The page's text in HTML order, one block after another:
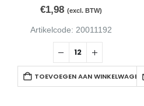
€1,98 (excl. BTW)
Artikelcode: 20011192
TOEVOEGEN AAN WINKELWAGEN